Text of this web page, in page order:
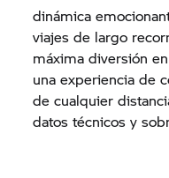
dinámica
viajes de largo
máxima diversión
una experiencia de
de cualquier
datos técnicos y